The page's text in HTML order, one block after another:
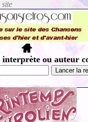
ou auteur